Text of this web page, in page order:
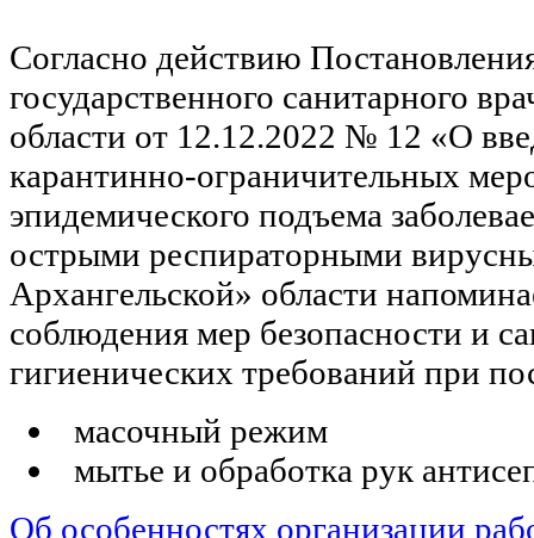
Согласно действию
государственного санитарного
области от 12.12.2022 № 12 «О
карантинно-ограничительных
эпидемического подъема
острыми респираторными
Архангельской» области
соблюдения мер безопасности и
гигиенических требований при
масочный режим
мытье и обработка рук
Об особенностях организации